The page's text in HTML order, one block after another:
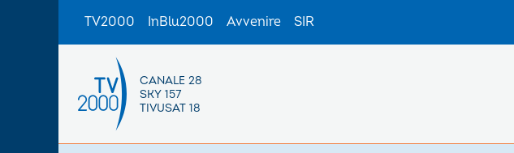
TV2000 InBlu2000 Avvenire SIR
CANALE 28
SKY 157
TIVUSAT 18